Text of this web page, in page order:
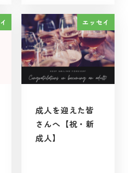
エッセイ
成人を迎えた皆
さんへ【祝・新
成人】